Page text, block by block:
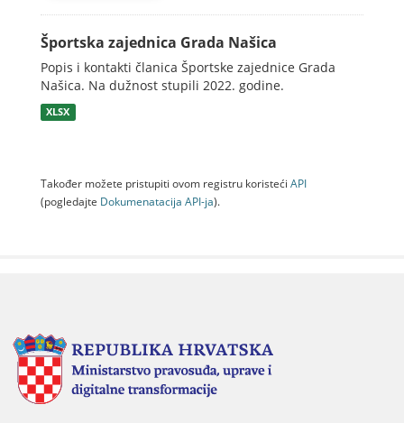
Športska zajednica Grada Našica
Popis i kontakti članica Športske zajednice Grada
Našica. Na dužnost stupili 2022. godine.
XLSX
Također možete pristupiti ovom registru koristeći API
(pogledajte Dokumenаtаcijа API-jа).